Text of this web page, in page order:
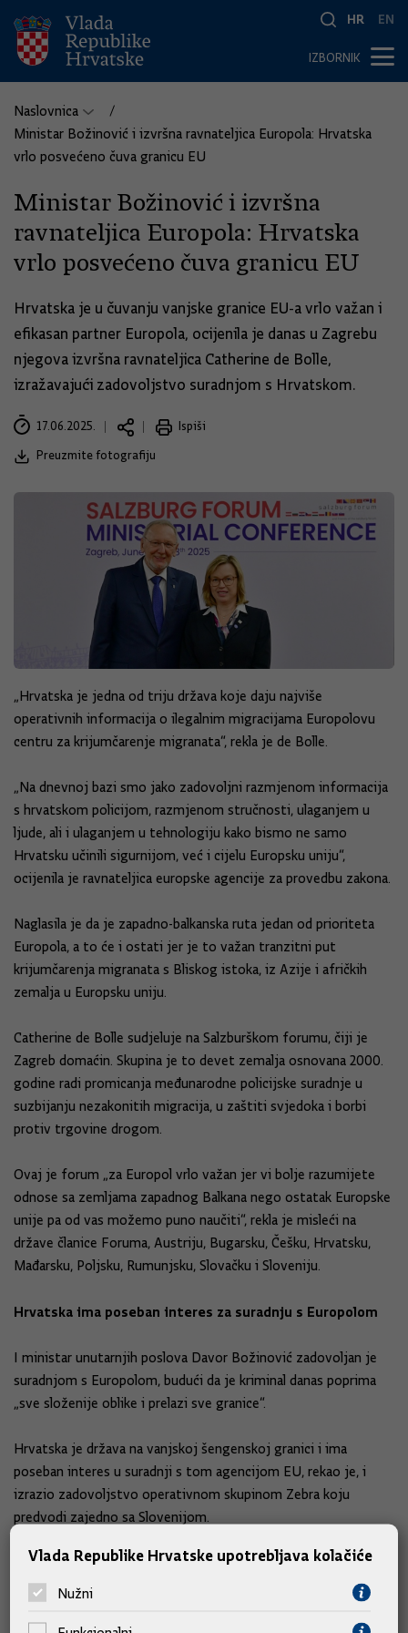
HR EN
IZBORNIK
Naslovnica
Ministar Božinović i izvršna ravnateljica Europola: Hrvatska
vrlo posvećeno čuva granicu EU
Ministar Božinović i izvršna
ravnateljica Europola: Hrvatska
vrlo posvećeno čuva granicu EU
Hrvatska je u čuvanju vanjske granice EU-a vrlo važan i
efikasan partner Europola, ocijenila je danas u Zagrebu
njegova izvršna ravnateljica Catherine de Bolle,
izražavajući zadovoljstvo suradnjom s Hrvatskom.
17.06.2025.
Ispiši
Preuzmite fotografiju
„Hrvatska je jedna od triju država koje daju najviše
operativnih informacija o ilegalnim migracijama Europolovu
centru za krijumčarenje migranata“, rekla je de Bolle.
„Na dnevnoj bazi smo jako zadovoljni razmjenom informacija
s hrvatskom policijom, razmjenom stručnosti, ulaganjem u
ljude, ali i ulaganjem u tehnologiju kako bismo ne samo
Hrvatsku učinili sigurnijom, već i cijelu Europsku uniju“,
ocijenila je ravnateljica europske agencije za provedbu zakona.
Naglasila je da je zapadno-balkanska ruta jedan od prioriteta
Europola, a to će i ostati jer je to važan tranzitni put
krijumčarenja migranata s Bliskog istoka, iz Azije i afričkih
zemalja u Europsku uniju.
Catherine de Bolle sudjeluje na Salzburškom forumu, čiji je
Zagreb domaćin. Skupina je to devet zemalja osnovana 2000.
godine radi promicanja međunarodne policijske suradnje u
suzbijanju nezakonitih migracija, u zaštiti svjedoka i borbi
protiv trgovine drogom.
Ovaj je forum „za Europol vrlo važan jer vi bolje razumijete
odnose sa zemljama zapadnog Balkana nego ostatak Europske
unije pa od vas možemo puno naučiti“, rekla je misleći na
države članice Foruma, Austriju, Bugarsku, Češku, Hrvatsku,
Mađarsku, Poljsku, Rumunjsku, Slovačku i Sloveniju.
Hrvatska ima poseban interes za suradnju s Europolom
I ministar unutarnjih poslova Davor Božinović zadovoljan je
suradnjom s Europolom, budući da je kriminal danas poprima
„sve složenije oblike i prelazi sve granice“.
Hrvatska je država na vanjskoj šengenskoj granici i ima
poseban interes u suradnji s tom agencijom EU, rekao je, i
izrazio zadovoljstvo operativnom skupinom Zebra koju
predvodi zajedno sa Slovenijom.
„U sklopu te radne skupine 11 je država članica, a identificirale
su više od 60 krijumčarskih mreža i osam visokovrijednih
Vlada Republike Hrvatske upotrebljava kolačiće
Nužni